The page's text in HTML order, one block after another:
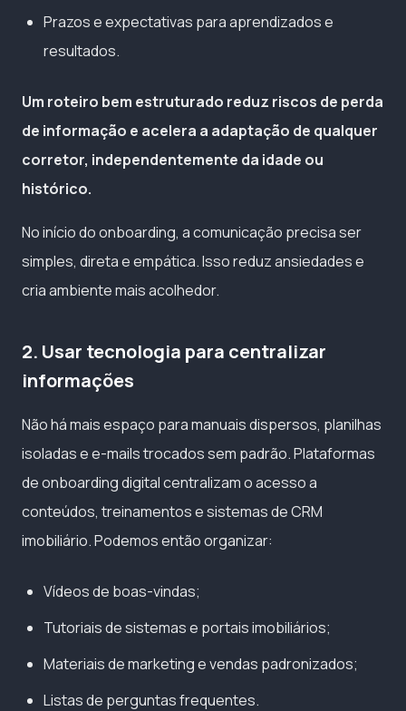
Prazos e expectativas para aprendizados e
resultados.
Um roteiro bem estruturado reduz riscos de perda
de informação e acelera a adaptação de qualquer
corretor, independentemente da idade ou
histórico.
No início do onboarding, a comunicação precisa ser
simples, direta e empática. Isso reduz ansiedades e
cria ambiente mais acolhedor.
2. Usar tecnologia para centralizar
informações
Não há mais espaço para manuais dispersos, planilhas
isoladas e e-mails trocados sem padrão. Plataformas
de onboarding digital centralizam o acesso a
conteúdos, treinamentos e sistemas de CRM
imobiliário. Podemos então organizar:
Vídeos de boas-vindas;
Tutoriais de sistemas e portais imobiliários;
Materiais de marketing e vendas padronizados;
Listas de perguntas frequentes.